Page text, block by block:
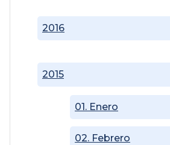
2015
01. Enero
02. Febrero
2016